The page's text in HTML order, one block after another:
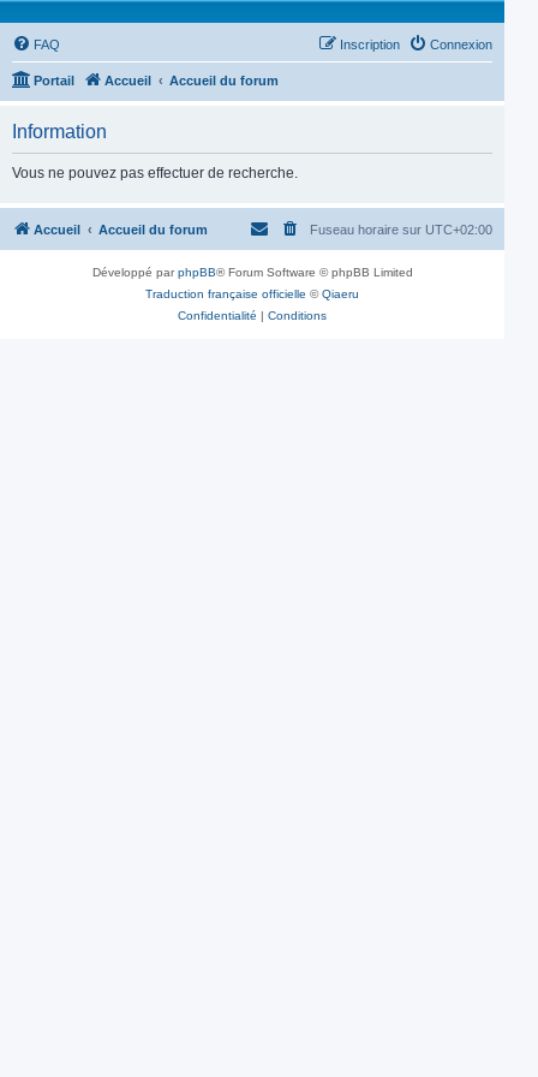
FAQ Connexion
Inscription
Portail Accueil Accueil du forum
Information
Vous ne pouvez pas effectuer de recherche.
Accueil Accueil du forum Fuseau horaire sur UTC+02:00
Développé parphpBB® Forum Software © phpBB Limited
Traduction française officielle ©Qiaeru
Confidentialité | Conditions